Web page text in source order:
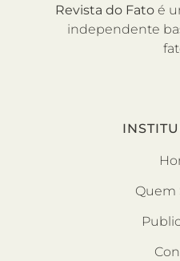
Revista do Fato é
independente
Quem